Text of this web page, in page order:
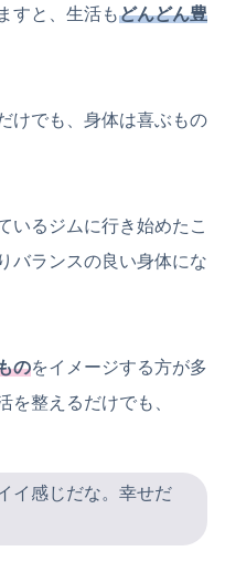
すと、生活もどんどん豊
けでも、身体は喜ぶもの
いるジムに行き始めたこ
バランスの良い身体にな
のをイメージする方が多
を整えるだけでも、
イ感じだな。幸せだ